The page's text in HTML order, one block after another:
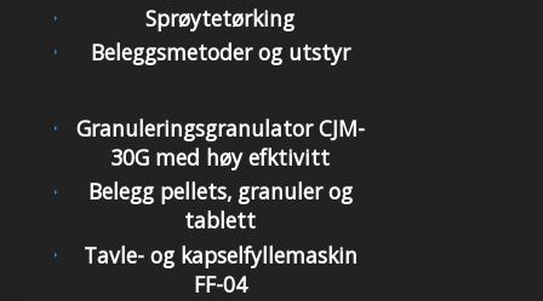
Sprøytetørking
Beleggsmetoder og utstyr
Granuleringsgranulator CJM-
30G med høy efktivitt
Belegg pellets, granuler og
tablett
Tavle- og kapselfyllemaskin
FF-04